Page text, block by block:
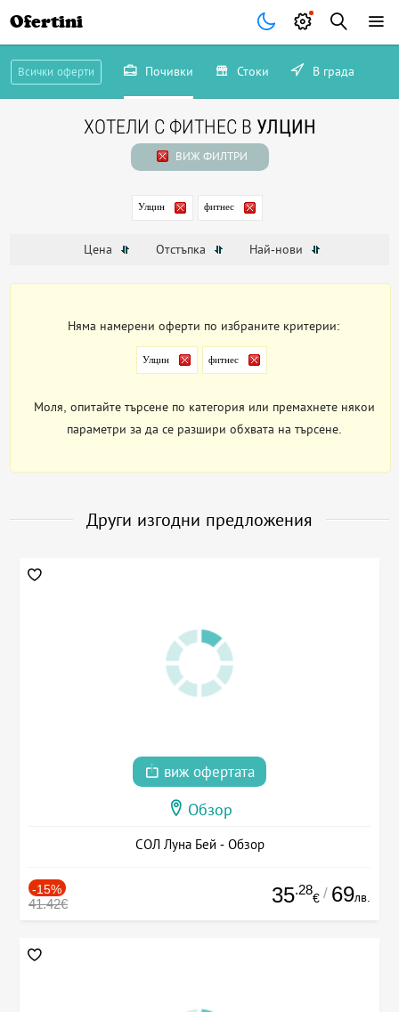
Ofertini
Всички оферти Почивки Стоки В града
ХОТЕЛИ С ФИТНЕС В УЛЦИН
ВИЖ ФИЛТРИ
Улцин фитнес
Цена Отстъпка Най-нови
Няма намерени оферти по избраните критерии:
Улцин фитнес
Моля, опитайте търсене по категория или премахнете някои
параметри за да се разшири обхвата на търсене.
Други изгодни предложения
виж офертата
Обзор
СОЛ Луна Бей - Обзор
-15%
41.42€ 35.28
€ / 69лв.